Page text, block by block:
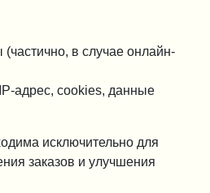
(частично, в случае онлайн-
адрес, cookies, данные
исключительно для
заказов и улучшения